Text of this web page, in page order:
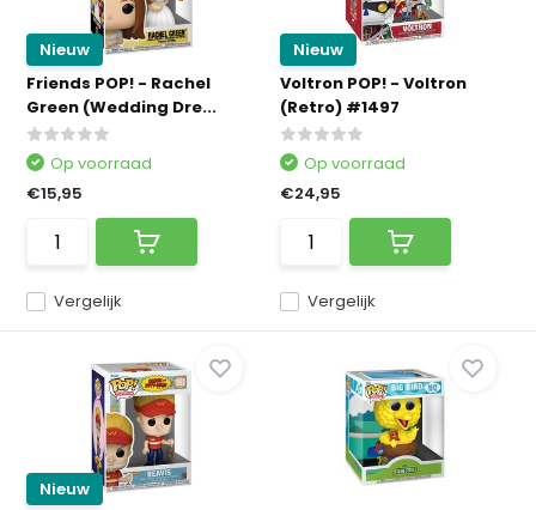
Nieuw
Friends POP! - Rachel
Green (Wedding Dre...
Vergelijk
Op voorraad
€15,95
Nieuw
Voltron POP! - Voltron
(Retro) #1497
Vergelijk
Op voorraad
€24,95
Nieuw